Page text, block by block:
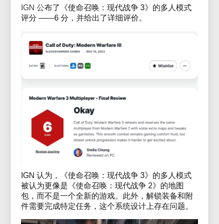
IGN 公布了《使命召唤：现代战争 3》的多人模式
评分 ——6 分，并给出了详细评价。
IGN 认为，《使命召唤：现代战争 3》的多人模式
被认为更像是《使命召唤：现代战争 2》的地图
包，而不是一个全新的游戏。此外，解锁装备和附
件需要完成特定任务，这个系统设计上存在问题。